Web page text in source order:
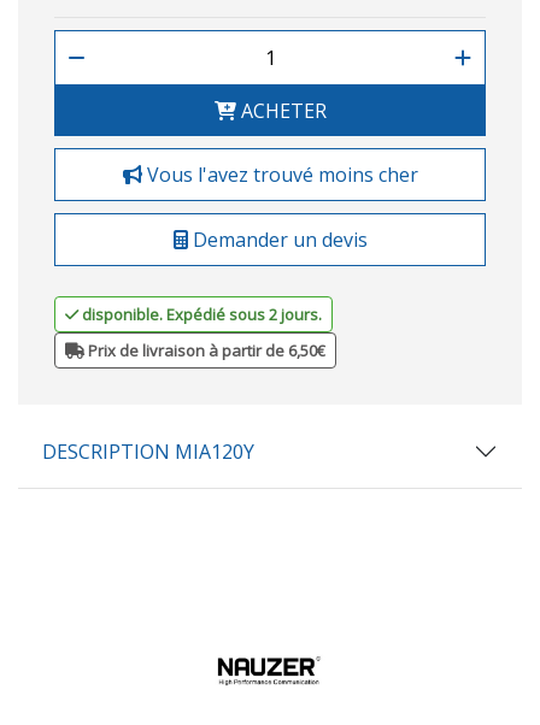
ACHETER
Vous l'avez trouvé moins cher
Demander un devis
disponible. Expédié sous 2 jours.
Prix de livraison à partir de 6,50€
DESCRIPTION MIA120Y